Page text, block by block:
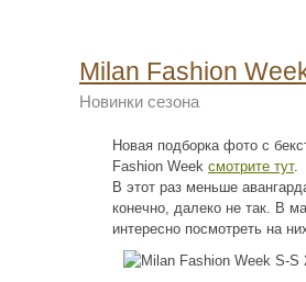
Milan Fashion
Новинки сезона
Новая подборка фото с
Fashion Week смотрите тут.
В этот раз меньше
конечно, далеко не так. В
интересно посмотреть на